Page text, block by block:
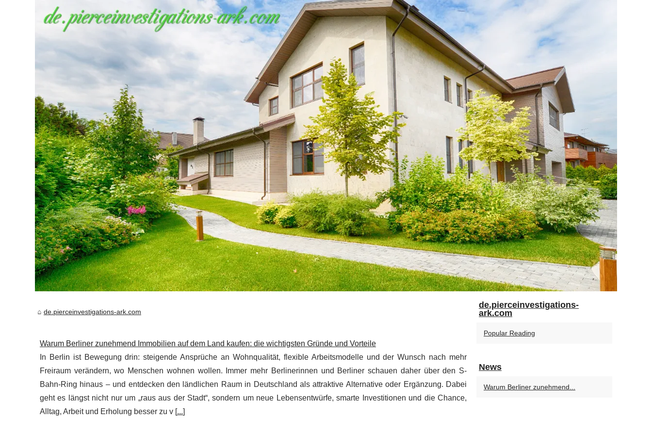
de.pierceinvestigations-ark.com
Warum Berliner zunehmend Immobilien auf dem Land kaufen: die wichtigsten Gründe und Vorteile
In Berlin ist Bewegung drin: steigende Ansprüche an Wohnqualität, flexible Arbeitsmodelle und der Wunsch nach mehr
Freiraum verändern, wo Menschen wohnen wollen. Immer mehr Berlinerinnen und Berliner schauen daher über den S-
Bahn-Ring hinaus – und entdecken den ländlichen Raum in Deutschland als attraktive Alternative oder Ergänzung. Dabei
geht es längst nicht nur um „raus aus der Stadt“, sondern um neue Lebensentwürfe, smarte Investitionen und die Chance,
Alltag, Arbeit und Erholung besser zu v [...]
de.pierceinvestigations-
ark.com
Popular Reading
News
Warum Berliner zunehmend...